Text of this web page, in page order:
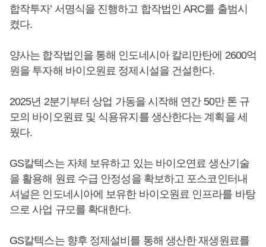
합작투자’ 서명식을 진행하고 합작법인 ARC를 출범시
켰다.
양사는 합작법인을 통해 인도네시아 칼리만탄에 2600억
원을 투자해 바이오원료 정제시설을 건설한다.
2025년 2분기부터 상업 가동을 시작해 연간 50만 톤 규
모의 바이오원료 및 식용유지를 생산한다는 계획을 세
웠다.
GS칼텍스는 자체 보유하고 있는 바이오연료 생산기술
을 활용해 원료 수급 안정성을 확보하고 포스코인터내
셔널은 인도네시아에 보유한 바이오원료 인프라를 바탕
으로 사업 규모를 확대한다.
GS칼텍스는 향후 정제설비를 통해 생산한 재생원료를